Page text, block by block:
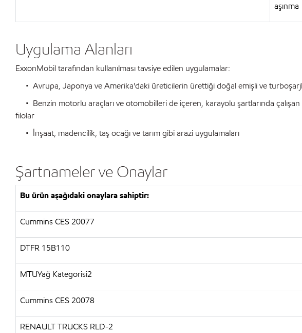
aşınma
Uygulama Alanları
ExxonMobil tarafından kullanılması tavsiye edilen uygulamalar:
• Avrupa, Japonya ve Amerika'daki üreticilerin ürettiği doğal emişli ve
• Benzin motorlu araçları ve otomobilleri de içeren, karayolu şartlarında
filolar
• İnşaat, madencilik, taş ocağı ve tarım gibi arazi uygulamaları
Şartnameler ve Onaylar
Bu ürün aşağıdaki onaylara sahiptir:
Cummins CES 20077
DTFR 15B110
MTUYağ Kategorisi2
Cummins CES 20078
RENAULT TRUCKS RLD-2